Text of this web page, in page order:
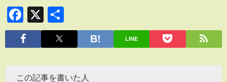
Facebook
X
有
LINE
この記事を書いた人